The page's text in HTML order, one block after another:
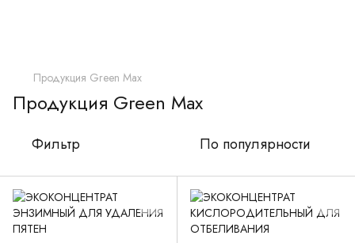
Продукция Green Max
Продукция Green Max
Фильтр По популярности